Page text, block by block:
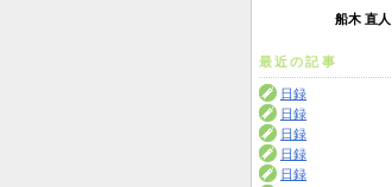
船木 直人
最近の記事
日録
日録
日録
日録
日録